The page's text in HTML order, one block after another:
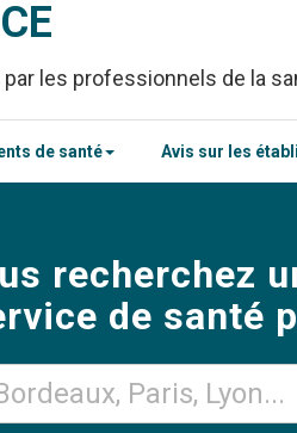
les professionnels de la
de santé Avis sur les
recherchez
de santé